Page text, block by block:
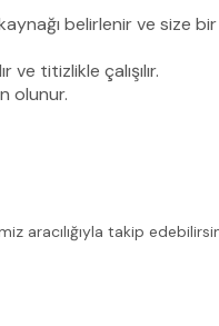
belirlenir ve size
ve titizlikle çalışılır.
olunur.
aracılığıyla takip